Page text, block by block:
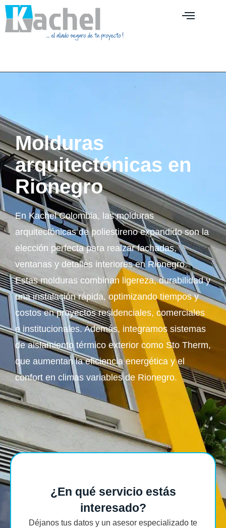
Molduras
arquitectónicas en
Rionegro
En Kachel Colombia, las molduras
arquitectónicas de poliestireno expandido son la
elección perfecta para realzar fachadas,
ventanas y detalles interiores en Rionegro.
Estas molduras combinan ligereza, durabilidad y
una instalación rápida, optimizando tiempos y
costos en proyectos residenciales, comerciales
e institucionales. Además, integramos sistemas
de aislamiento térmico exterior como Sto Therm,
que aumentan la eficiencia energética y el
confort en climas variables de Rionegro.
¿En qué servicio estás
interesado?
Déjanos tus datos y un asesor especializado te